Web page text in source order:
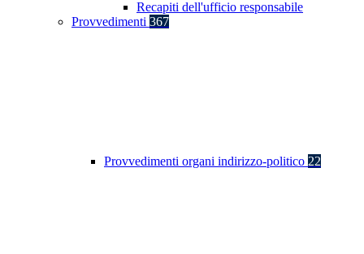
Recapiti dell'ufficio responsabile
Provvedimenti 367
Provvedimenti organi indirizzo-politico 22